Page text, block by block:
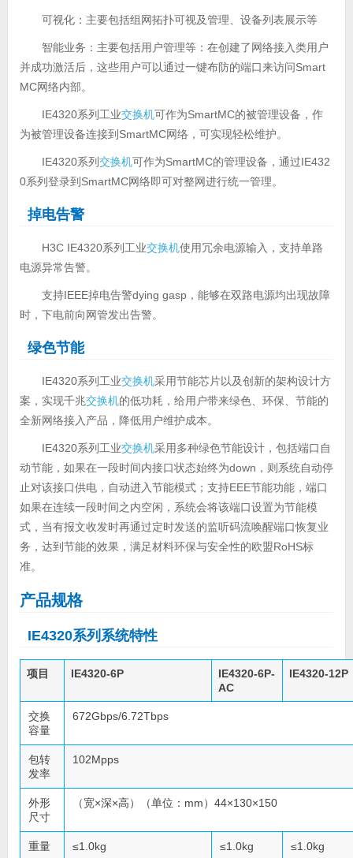
可视化：主要包括组网拓扑可视及管理、设备列表展示等
智能业务：主要包括用户管理等：在创建了网络接入类用户
并成功激活后，这些用户可以通过一键布防的端口来访问Smart
MC网络内部。
IE4320系列工业交换机可作为SmartMC的被管理设备，作
为被管理设备连接到SmartMC网络，可实现轻松维护。
IE4320系列交换机可作为SmartMC的管理设备，通过IE432
0系列登录到SmartMC网络即可对整网进行统一管理。
掉电告警
H3C IE4320系列工业交换机使用冗余电源输入，支持单路
电源异常告警。
支持IEEE掉电告警dying gasp，能够在双路电源均出现故障
时，下电前向网管发出告警。
绿色节能
IE4320系列工业交换机采用节能芯片以及创新的架构设计方
案，实现千兆交换机的低功耗，给用户带来绿色、环保、节能的
全新网络接入产品，降低用户维护成本。
IE4320系列工业交换机采用多种绿色节能设计，包括端口自
动节能，如果在一段时间内接口状态始终为down，则系统自动停
止对该接口供电，自动进入节能模式；支持EEE节能功能，端口
如果在连续一段时间之内空闲，系统会将该端口设置为节能模
式，当有报文收发时再通过定时发送的监听码流唤醒端口恢复业
务，达到节能的效果，满足材料环保与安全性的欧盟RoHS标
准。
产品规格
IE4320系列系统特性
项目 IE4320-6P
IE4320-6P-
AC
IE4320-12P
交换
容量
672Gbps/6.72Tbps
包转
发率
102Mpps
外形
尺寸
（宽×深×高）（单位：mm）44×130×150
重量 ≤1.0kg ≤1.0kg ≤1.0kg